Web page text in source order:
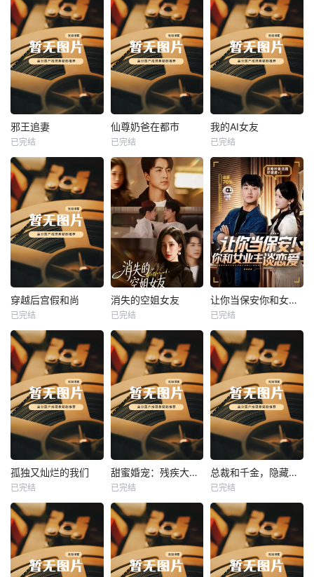
热播
邪王追妻
未知
邪王追妻
已完结
热播
未知
仙尊奶爸在都市
已完结
热播
我的AI女友
未知
我的AI女友
已完结
热播
未知
穿越后宫假和尚
已完结
热播
未知
消失的空姐女友
已完结
热播
未知
让你当保安你和女业主谈恋爱
已完结
热播
未知
孤独又灿烂的我们
已完结
热播
未知
甜蜜婚宠：残疾大佬夜夜撩
已完结
热播
未知
总裁和千金，隐藏身份闪婚了
已完结